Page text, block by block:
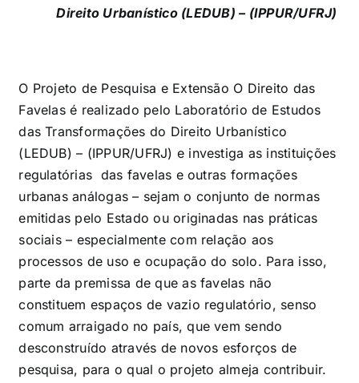
Direito Urbanístico (LEDUB) – (IPPUR/UFRJ)
O Projeto de Pesquisa e Extensão O Direito das
Favelas é realizado pelo Laboratório de Estudos
das Transformações do Direito Urbanístico
(LEDUB) – (IPPUR/UFRJ) e investiga as instituições
regulatórias das favelas e outras formações
urbanas análogas – sejam o conjunto de normas
emitidas pelo Estado ou originadas nas práticas
sociais – especialmente com relação aos
processos de uso e ocupação do solo. Para isso,
parte da premissa de que as favelas não
constituem espaços de vazio regulatório, senso
comum arraigado no país, que vem sendo
desconstruído através de novos esforços de
pesquisa, para o qual o projeto almeja contribuir.